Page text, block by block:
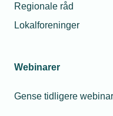
Regionale råd
Lokalforeninger
Webinarer
Gense tidligere